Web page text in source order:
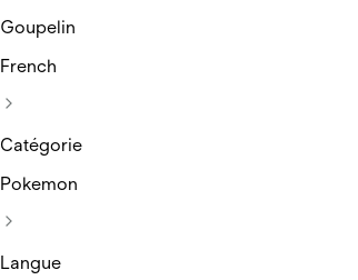
Goupelin
French
Catégorie
Pokemon
Langue